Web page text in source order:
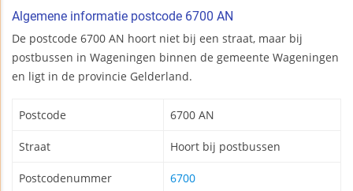
Algemene informatie postcode 6700 AN
De postcode 6700 AN hoort niet bij een straat, maar bij
postbussen in Wageningen binnen de gemeente Wageningen
en ligt in de provincie Gelderland.
Postcode 6700 AN
Straat Hoort bij postbussen
Postcodenummer 6700